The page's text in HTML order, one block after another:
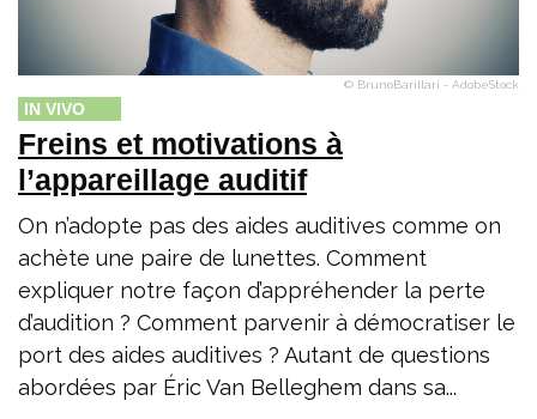
© BrunoBarillari - AdobeStock
IN VIVO
Freins et motivations à
l’appareillage auditif
On n’adopte pas des aides auditives comme on
achète une paire de lunettes. Comment
expliquer notre façon d’appréhender la perte
d’audition ? Comment parvenir à démocratiser le
port des aides auditives ? Autant de questions
abordées par Éric Van Belleghem dans sa...